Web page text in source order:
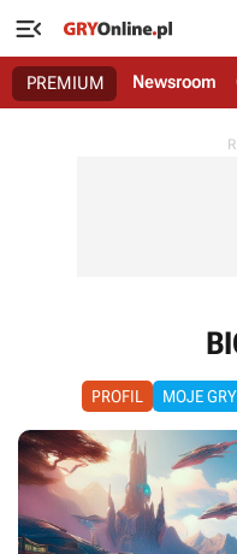

PREMIUM Newsroom
PROFIL MOJE GRY